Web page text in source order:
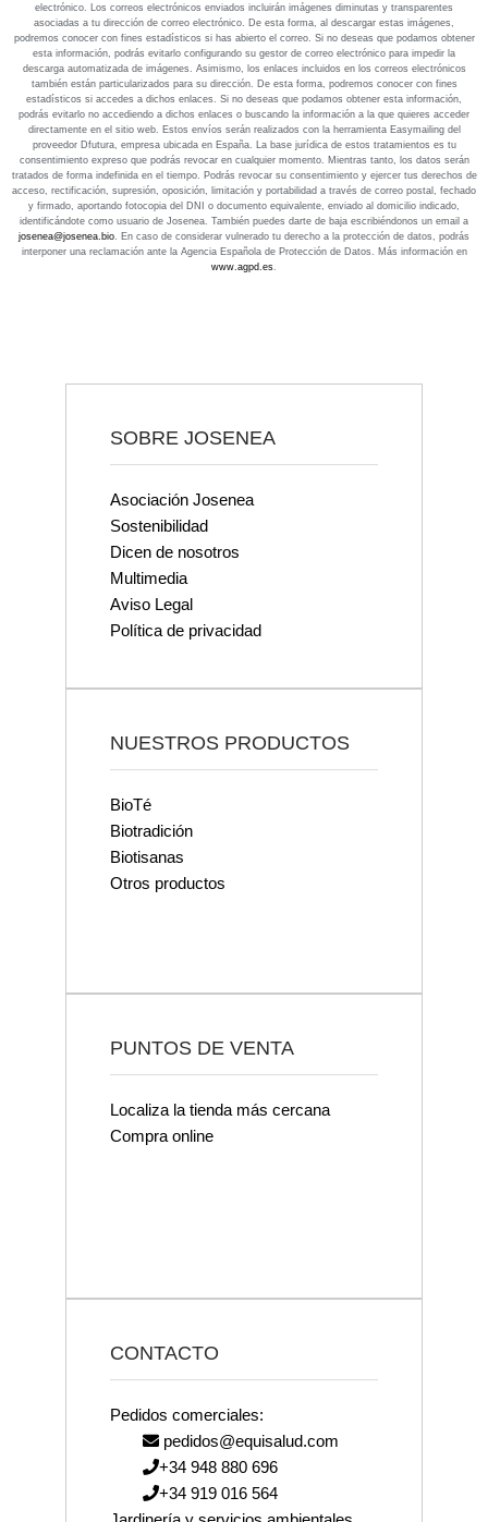
electrónico. Los correos electrónicos enviados incluirán imágenes diminutas y transparentes
asociadas a tu dirección de correo electrónico. De esta forma, al descargar estas imágenes,
podremos conocer con fines estadísticos si has abierto el correo. Si no deseas que podamos obtener
esta información, podrás evitarlo configurando su gestor de correo electrónico para impedir la
descarga automatizada de imágenes. Asimismo, los enlaces incluidos en los correos electrónicos
también están particularizados para su dirección. De esta forma, podremos conocer con fines
estadísticos si accedes a dichos enlaces. Si no deseas que podamos obtener esta información,
podrás evitarlo no accediendo a dichos enlaces o buscando la información a la que quieres acceder
directamente en el sitio web. Estos envíos serán realizados con la herramienta Easymailing del
proveedor Dfutura, empresa ubicada en España. La base jurídica de estos tratamientos es tu
consentimiento expreso que podrás revocar en cualquier momento. Mientras tanto, los datos serán
tratados de forma indefinida en el tiempo. Podrás revocar su consentimiento y ejercer tus derechos de
acceso, rectificación, supresión, oposición, limitación y portabilidad a través de correo postal, fechado
y firmado, aportando fotocopia del DNI o documento equivalente, enviado al domicilio indicado,
identificándote como usuario de Josenea. También puedes darte de baja escribiéndonos un email a
josenea@josenea.bio . En caso de considerar vulnerado tu derecho a la protección de datos, podrás
interponer una reclamación ante la Agencia Española de Protección de Datos. Más información en
www.agpd.es
SOBRE JOSENEA
Asociación Josenea
Sostenibilidad
Dicen de nosotros
Multimedia
Aviso Legal
Política de privacidad
NUESTROS PRODUCTOS
BioTé
Biotradición
Biotisanas
Otros productos
PUNTOS DE VENTA
Localiza la tienda más cercana
Compra online
CONTACTO
Pedidos comerciales:
pedidos@equisalud.com
+34 948 880 696
+34 919 016 564